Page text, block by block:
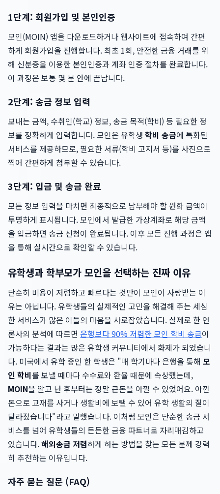
1단계: 회원가입 및 본인인증
모인(MOIN) 앱을 다운로드하거나 웹사이트에 접속하여 간편
하게 회원가입을 진행합니다. 최초 1회, 안전한 금융 거래를 위
해 신분증을 이용한 본인인증과 계좌 인증 절차를 완료합니다.
이 과정은 보통 몇 분 안에 끝납니다.
2단계: 송금 정보 입력
보내는 금액, 수취인(학교) 정보, 송금 목적(학비) 등 필요한 정
보를 정확하게 입력합니다. 모인은 유학생 학비 송금에 특화된
서비스를 제공하므로, 필요한 서류(학비 고지서 등)를 사진으로
찍어 간편하게 첨부할 수 있습니다.
3단계: 입금 및 송금 완료
모든 정보 입력을 마치면 최종적으로 납부해야 할 원화 금액이
투명하게 표시됩니다. 모인에서 발급한 가상계좌로 해당 금액
을 입금하면 송금 신청이 완료됩니다. 이후 모든 진행 과정은 앱
을 통해 실시간으로 확인할 수 있습니다.
유학생과 학부모가 모인을 선택하는 진짜 이유
단순히 비용이 저렴하고 빠르다는 것만이 모인이 사랑받는 이
유는 아닙니다. 유학생들의 실제적인 고민을 해결해 주는 세심
한 서비스가 많은 이들의 마음을 사로잡았습니다. 실제로 한 언
론사의 분석에 따르면 은행보다 90% 저렴한 모인 학비 송금이
가능하다는 결과는 많은 유학생 커뮤니티에서 화제가 되었습니
다. 미국에서 유학 중인 한 학생은 "매 학기마다 은행을 통해 모
인 학비를 보낼 때마다 수수료와 환율 때문에 속상했는데,
MOIN을 알고 난 후부터는 정말 큰돈을 아낄 수 있었어요. 아낀
돈으로 교재를 사거나 생활비에 보탤 수 있어 유학 생활의 질이
달라졌습니다"라고 말했습니다. 이처럼 모인은 단순한 송금 서
비스를 넘어 유학생들의 든든한 금융 파트너로 자리매김하고
있습니다.해외송금 저렴하게 하는 방법을 찾는 모든 분께 강력
히 추천하는 이유입니다.
자주 묻는 질문 (FAQ)